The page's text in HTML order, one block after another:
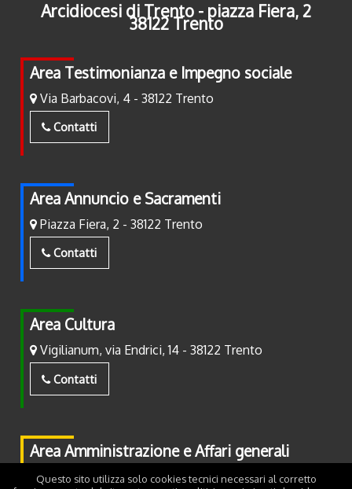
Arcidiocesi di Trento - piazza Fiera, 2
38122 Trento
Area Testimonianza e Impegno sociale
Via Barbacovi, 4 - 38122 Trento
Contatti
Area Annuncio e Sacramenti
Piazza Fiera, 2 - 38122 Trento
Contatti
Area Cultura
Vigilianum, via Endrici, 14 - 38122 Trento
Contatti
Area Amministrazione e Affari generali
Piazza Fiera, 2 - 38122 Trento
Questo sito utilizza solo cookies tecnici necessari al corretto